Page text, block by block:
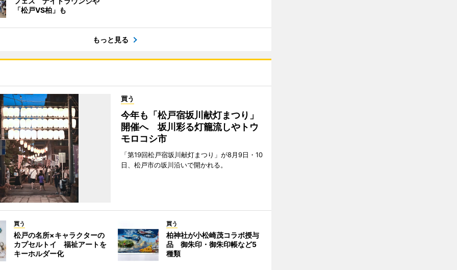
「松戸VS柏」も
もっと見る
買う
今年も「松戸宿坂川献灯まつり」
開催へ 坂川彩る灯籠流しやトウ
モロコシ市
「第19回松戸宿坂川献灯まつり」が8月9日・10
日、松戸市の坂川沿いで開かれる。
買う
松戸の名所×キャラクターの
カプセルトイ 福祉アートを
キーホルダー化
買う
柏神社が小松崎茂コラボ授与
品 御朱印・御朱印帳など5
種類